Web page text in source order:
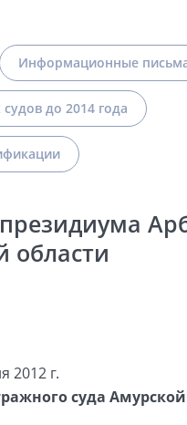
Информационные
до 2014 года
области
2012 г.
суда Амурской